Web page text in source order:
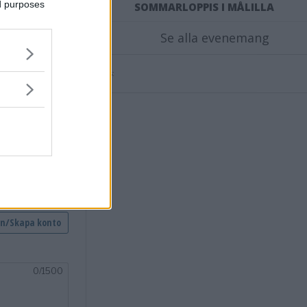
purposes
SOMMARLOPPIS I MÅLILLA
Se alla evenemang
Annons: